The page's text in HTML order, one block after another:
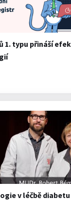
1. typu přináší
v léčbě diabetu